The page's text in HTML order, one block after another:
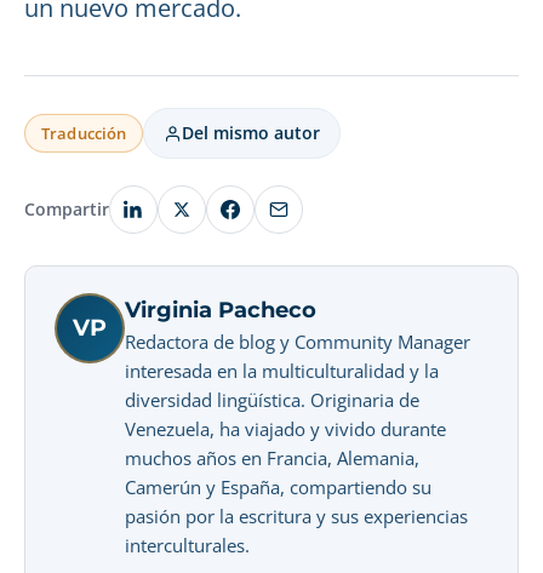
un nuevo mercado.
Traducción Del mismo autor
Compartir
VP
Virginia Pacheco
Redactora de blog y Community Manager
interesada en la multiculturalidad y la
diversidad lingüística. Originaria de
Venezuela, ha viajado y vivido durante
muchos años en Francia, Alemania,
Camerún y España, compartiendo su
pasión por la escritura y sus experiencias
interculturales.